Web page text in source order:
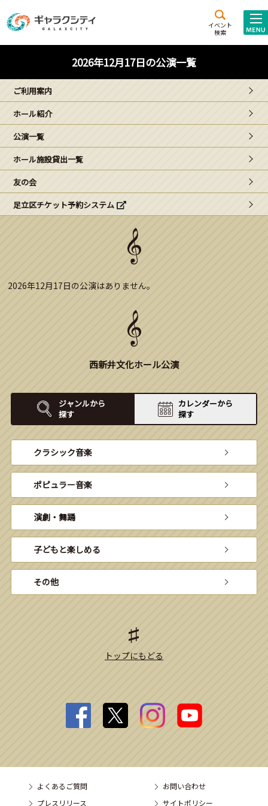
イベント
検索
施設案内
西新井
文化ホール
ギャラクシティとは
こどもみーてぃんぐ
Gがくえん
ブランドからのお知らせ
2026年12月17日の公演一覧
ご利用案内
ホール紹介
公演一覧
ホール施設貸出一覧
友の会
足立区チケット予約システム
2026年12月17日の公演はありません。
西新井文化ホール公演
ジャンルから
探す
カレンダーから
探す
クラシック音楽
ポピュラー音楽
演劇・舞踊
子どもと楽しめる
その他
トップにもどる
よくあるご質問
お問い合わせ
プレスリリース
サイトポリシー